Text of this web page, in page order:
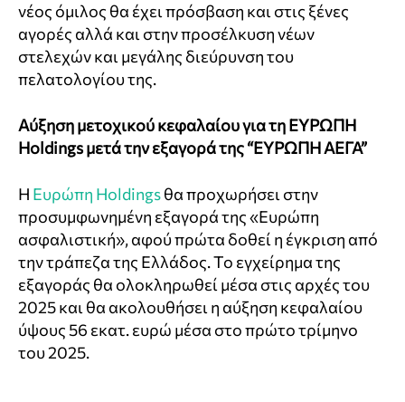
νέος όμιλος θα έχει πρόσβαση και στις ξένες
αγορές αλλά και στην προσέλκυση νέων
στελεχών και μεγάλης διεύρυνση του
πελατολογίου της.
Αύξηση μετοχικού κεφαλαίου για τη ΕΥΡΩΠΗ
Holdings μετά την εξαγορά της “ΕΥΡΩΠΗ ΑΕΓΑ”
Η Ευρώπη Holdingsθα προχωρήσει στην
προσυμφωνημένη εξαγορά της «Ευρώπη
ασφαλιστική», αφού πρώτα δοθεί η έγκριση από
την τράπεζα της Ελλάδος. Το εγχείρημα της
εξαγοράς θα ολοκληρωθεί μέσα στις αρχές του
2025 και θα ακολουθήσει η αύξηση κεφαλαίου
ύψους 56 εκατ. ευρώ μέσα στο πρώτο τρίμηνο
του 2025.